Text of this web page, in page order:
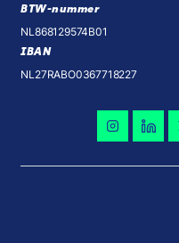
BTW-nummer
NL868129574B01
IBAN
NL27RABO0367718227